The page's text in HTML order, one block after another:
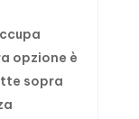
opzione è
sopra